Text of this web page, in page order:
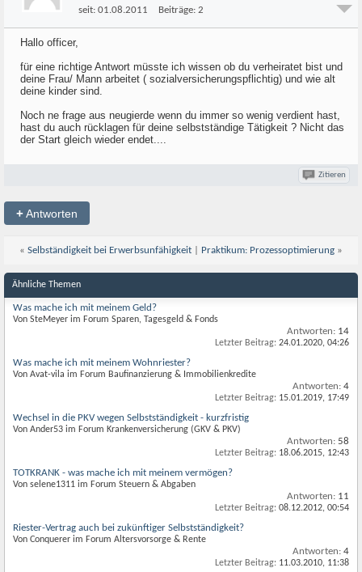
seit: 01.08.2011 Beiträge: 2
Hallo officer,
für eine richtige Antwort müsste ich wissen ob du verheiratet bist und
deine Frau/ Mann arbeitet ( sozialversicherungspflichtig) und wie alt
deine kinder sind.
Noch ne frage aus neugierde wenn du immer so wenig verdient hast,
hast du auch rücklagen für deine selbstständige Tätigkeit ? Nicht das
der Start gleich wieder endet....
Zitieren
+Antworten
« Selbständigkeit bei Erwerbsunfähigkeit Praktikum: Prozessoptimierung »
Ähnliche Themen
Was mache ich mit meinem Geld?
Von SteMeyer im Forum Sparen, Tagesgeld & Fonds
Antworten: 14
Letzter Beitrag: 24.01.2020, 04:26
Was mache ich mit meinem Wohnriester?
Von Avat-vila im Forum Baufinanzierung & Immobilienkredite
Antworten: 4
Letzter Beitrag: 15.01.2019, 17:49
Wechsel in die PKV wegen Selbstständigkeit - kurzfristig
Von Ander53 im Forum Krankenversicherung (GKV & PKV)
Antworten: 58
Letzter Beitrag: 18.06.2015, 12:43
TOTKRANK - was mache ich mit meinem vermögen?
Von selene1311 im Forum Steuern & Abgaben
Antworten: 11
Letzter Beitrag: 08.12.2012, 00:54
Riester-Vertrag auch bei zukünftiger Selbstständigkeit?
Von Conquerer im Forum Altersvorsorge & Rente
Antworten: 4
Letzter Beitrag: 11.03.2010, 11:38